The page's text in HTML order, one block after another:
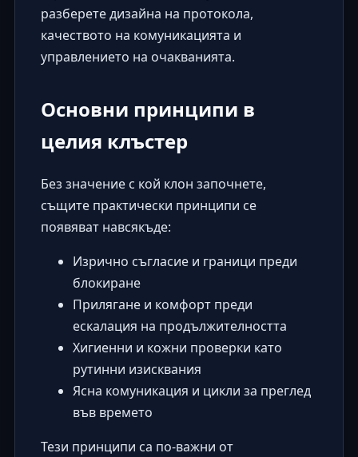
разберете дизайна на протокола,
качеството на комуникацията и
управлението на очакванията.
Основни принципи в
целия клъстер
Без значение с кой клон започнете,
същите практически принципи се
появяват навсякъде:
Изрично съгласие и граници преди
блокиране
Прилягане и комфорт преди
ескалация на продължителността
Хигиенни и кожни проверки като
рутинни изисквания
Ясна комуникация и цикли за преглед
във времето
Тези принципи са по-важни от